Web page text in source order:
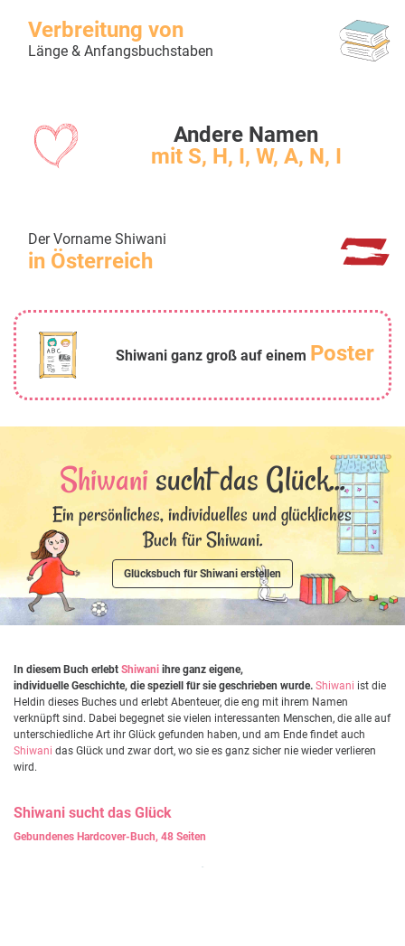
Verbreitung von
Länge & Anfangsbuchstaben
Andere Namen
mit S, H, I, W, A, N, I
Der Vorname Shiwani
in Österreich
Shiwani ganz groß auf einem Poster
Shiwanisucht das Glück...
Ein persönliches, individuelles und glückliches
Buch für Shiwani.
Glücksbuch für Shiwani erstellen
In diesem Buch erlebt Shiwani ihre ganz eigene,
individuelle Geschichte, die speziell für sie geschrieben wurde. Shiwani ist die
Heldin dieses Buches und erlebt Abenteuer, die eng mit ihrem Namen
verknüpft sind. Dabei begegnet sie vielen interessanten Menschen, die alle auf
unterschiedliche Art ihr Glück gefunden haben, und am Ende findet auch
Shiwani das Glück und zwar dort, wo sie es ganz sicher nie wieder verlieren
wird.
Shiwani sucht das Glück
Gebundenes Hardcover-Buch, 48 Seiten